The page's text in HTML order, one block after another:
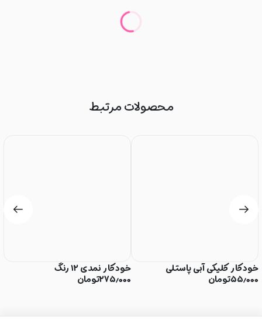
محصولات مرتبط
خودکار کلیکی آبی پاستلی
۵۵٫۰۰۰تومان
خودکار نمدی ۱۲ رنگ
۲۷۵٫۰۰۰تومان